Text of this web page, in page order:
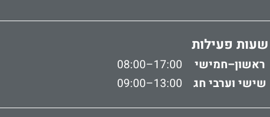
שעות פעילות
ראשון–חמישי
08:00–17:00
שישי וערבי חג
09:00–13:00